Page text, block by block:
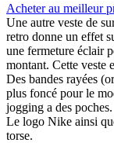
Acheter au meilleur
Une autre veste de
retro donne un effet
une fermeture éclair
montant. Cette veste
Des bandes rayées
plus foncé pour le
jogging a des poches.
Le logo Nike ainsi
torse.